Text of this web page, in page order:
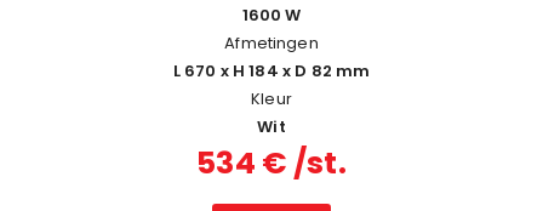
1600 W
Afmetingen
L 670 x H 184 x D 82 mm
Kleur
Wit
534 € /st.